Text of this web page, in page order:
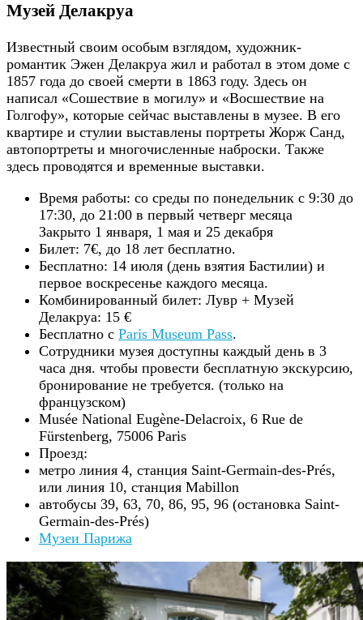
Музей Делакруа
Известный своим особым взглядом, художник-
романтик Эжен Делакруа жил и работал в этом доме с
1857 года до своей смерти в 1863 году. Здесь он
написал «Сошествие в могилу» и «Восшествие на
Голгофу», которые сейчас выставлены в музее. В его
квартире и стулии выставлены портреты Жорж Санд,
автопортреты и многочисленные наброски. Также
здесь проводятся и временные выставки.
Время работы: со среды по понедельник с 9:30 до
17:30, до 21:00 в первый четверг месяца
Закрыто 1 января, 1 мая и 25 декабря
Билет: 7€, до 18 лет бесплатно.
Бесплатно: 14 июля (день взятия Бастилии) и
первое воскресенье каждого месяца.
Комбинированный билет: Лувр + Музей
Делакруа: 15 €
Бесплатно с Paris Museum Pass.
Сотрудники музея доступны каждый день в 3
часа дня. чтобы провести бесплатную экскурсию,
бронирование не требуется. (только на
французском)
Musée National Eugène-Delacroix, 6 Rue de
Fürstenberg, 75006 Paris
Проезд:
метро линия 4, станция Saint-Germain-des-Prés,
или линия 10, станция Mabillon
автобусы 39, 63, 70, 86, 95, 96 (остановка Saint-
Germain-des-Prés)
Музеи Парижа